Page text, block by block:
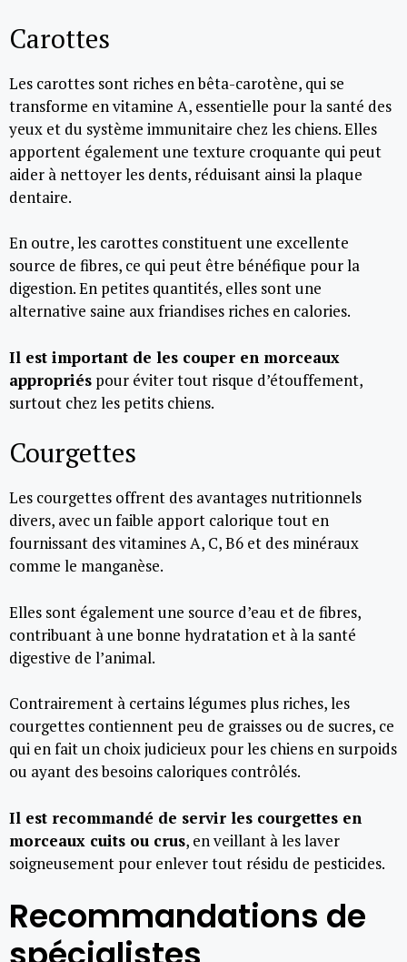
Carottes
Les carottes sont riches en bêta-carotène, qui se
transforme en vitamine A, essentielle pour la santé des
yeux et du système immunitaire chez les chiens. Elles
apportent également une texture croquante qui peut
aider à nettoyer les dents, réduisant ainsi la plaque
dentaire.
En outre, les carottes constituent une excellente
source de fibres, ce qui peut être bénéfique pour la
digestion. En petites quantités, elles sont une
alternative saine aux friandises riches en calories.
Il est important de les couper en morceaux
appropriés pour éviter tout risque d’étouffement,
surtout chez les petits chiens.
Courgettes
Les courgettes offrent des avantages nutritionnels
divers, avec un faible apport calorique tout en
fournissant des vitamines A, C, B6 et des minéraux
comme le manganèse.
Elles sont également une source d’eau et de fibres,
contribuant à une bonne hydratation et à la santé
digestive de l’animal.
Contrairement à certains légumes plus riches, les
courgettes contiennent peu de graisses ou de sucres, ce
qui en fait un choix judicieux pour les chiens en surpoids
ou ayant des besoins caloriques contrôlés.
Il est recommandé de servir les courgettes en
morceaux cuits ou crus, en veillant à les laver
soigneusement pour enlever tout résidu de pesticides.
Recommandations de